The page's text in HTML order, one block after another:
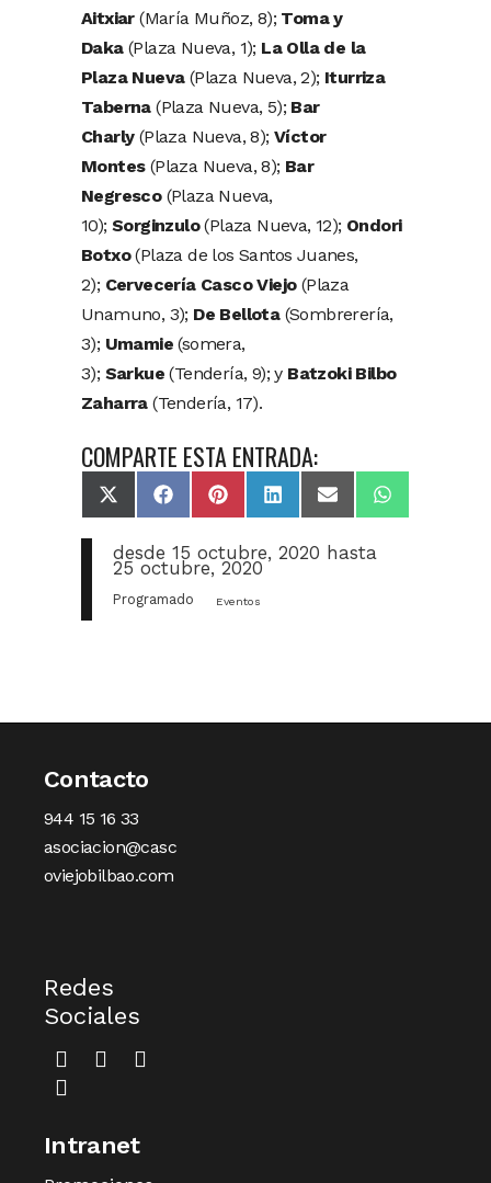
Aitxiar(María Muñoz, 8); Toma y
Daka(Plaza Nueva, 1); La Olla de la
Plaza Nueva(Plaza Nueva, 2); Iturriza
Taberna(Plaza Nueva, 5); Bar
Charly(Plaza Nueva, 8);Víctor
Montes(Plaza Nueva, 8); Bar
Negresco(Plaza Nueva,
10); Sorginzulo(Plaza Nueva, 12); Ondori
Botxo(Plaza de los Santos Juanes,
2); Cervecería Casco Viejo(Plaza
Unamuno, 3); De Bellota(Sombrerería,
3); Umamie (somera,
3); Sarkue (Tendería, 9); y Batzoki Bilbo
Zaharra(Tendería, 17).
COMPARTE ESTA ENTRADA:
X
(Twitter)
FacebookPinterestLinkedInEmail WhatsApp
desde 15 octubre, 2020 hasta
25 octubre, 2020
Programado Eventos
Contacto
944 15 16 33
asociacion@casc
oviejobilbao.com
Redes
Sociales
Intranet